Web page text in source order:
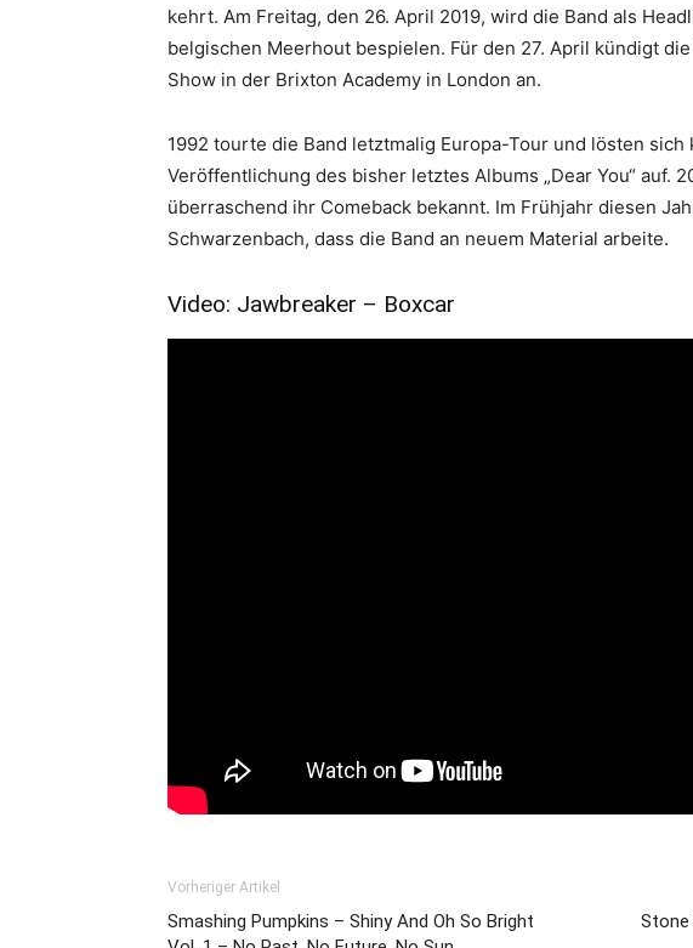
kehrt. Am Freitag, den 26. April 2019, wird die Band als
belgischen Meerhout bespielen. Für den 27. April kündigt
Show in der Brixton Academy in London an.
1992 tourte die Band letztmalig Europa-Tour und lösten sich
Veröffentlichung des bisher letztes Albums „Dear You“ auf.
überraschend ihr Comeback bekannt. Im Frühjahr diesen
Schwarzenbach, dass die Band an neuem Material arbeite.
Video: Jawbreaker – Boxcar
Vorheriger Artikel
Smashing Pumpkins – Shiny And Oh So Bright
Stone